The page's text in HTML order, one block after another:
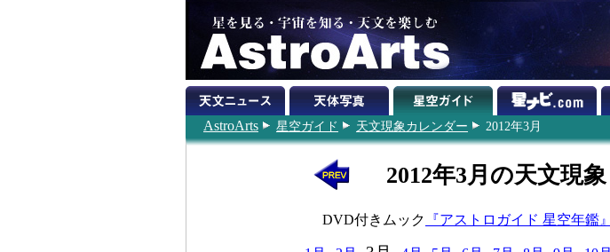
AstroArts 星空ガイド 天文現象カレンダー 2012年3月
2012年3月の天文現象
DVD付きムック 『アストロガイド 星空年鑑』